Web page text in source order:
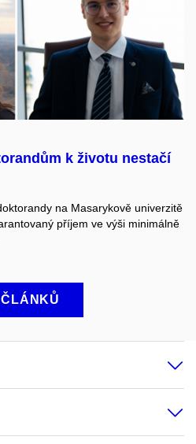
k životu nestačí
na Masarykově univerzitě
příjem ve výši minimálně